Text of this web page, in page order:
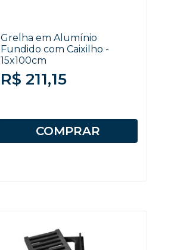
Grelha em Alumínio
Fundido com Caixilho -
15x100cm
R$ 211,15
COMPRAR